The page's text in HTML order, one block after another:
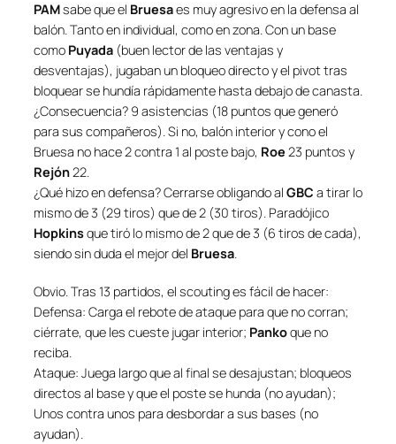
PAMsabe que el Bruesaes muy agresivo en la defensa al
balón. Tanto en individual, como en zona. Con un base
como Puyada (buen lector de las ventajas y
desventajas), jugaban un bloqueo directo y el pivot tras
bloquear se hundía rápidamente hasta debajo de canasta.
¿Consecuencia? 9 asistencias (18 puntos que generó
para sus compañeros). Si no, balón interior y cono el
Bruesa no hace 2 contra 1 al poste bajo, Roe 23 puntos y
Rejón22.
¿Qué hizo en defensa? Cerrarse obligando al GBC a tirar lo
mismo de 3 (29 tiros) que de 2 (30 tiros). Paradójico
Hopkinsque tiró lo mismo de 2 que de 3 (6 tiros de cada),
siendo sin duda el mejor del Bruesa.
Obvio. Tras 13 partidos, el scouting es fácil de hacer:
Defensa: Carga el rebote de ataque para que no corran;
ciérrate, que les cueste jugar interior; Pankoque no
reciba.
Ataque: Juega largo que al final se desajustan; bloqueos
directos al base y que el poste se hunda (no ayudan);
Unos contra unos para desbordar a sus bases (no
ayudan).